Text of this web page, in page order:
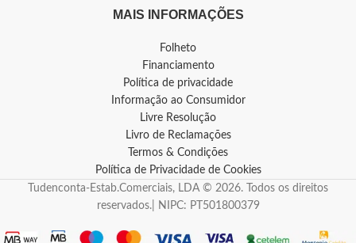
MAIS INFORMAÇÕES
Folheto
Financiamento
Política de privacidade
Informação ao Consumidor
Livre Resolução
Livro de Reclamações
Termos & Condições
Política de Privacidade de Cookies
Tudenconta-Estab.Comerciais, LDA © 2026. Todos os direitos
reservados.| NIPC: PT501800379